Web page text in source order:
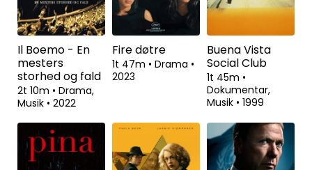
Il Boemo - En
mesters
storhed og fald
2t 10m • Drama,
Musik • 2022
Fire døtre
1t 47m • Drama •
2023
Buena Vista
Social Club
1t 45m •
Dokumentar,
Musik • 1999